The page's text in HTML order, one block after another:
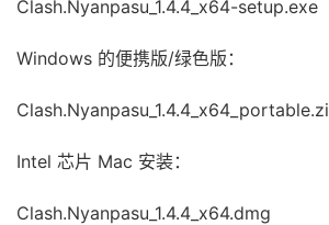
Clash.Nyanpasu_1.4.4_x64-setup.exe
Windows 的便携版/绿色版：
Intel 芯片 Mac 安装：
Clash.Nyanpasu_1.4.4_x64.dmg